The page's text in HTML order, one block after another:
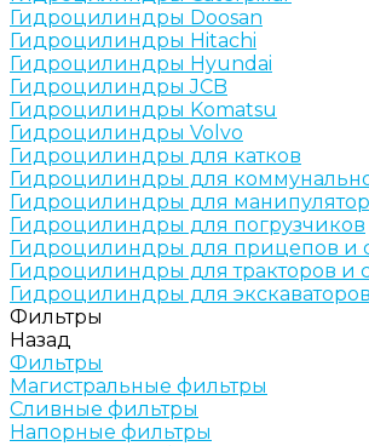
Гидроцилиндры Doosan
Гидроцилиндры Hitachi
Гидроцилиндры Hyundai
Гидроцилиндры JCB
Гидроцилиндры Komatsu
Гидроцилиндры Volvo
Гидроцилиндры для катков
Гидроцилиндры для
Гидроцилиндры для
Гидроцилиндры для погрузчиков
Гидроцилиндры для прицепов и
Гидроцилиндры для тракторов и
Гидроцилиндры для экскаваторов
Фильтры
Назад
Фильтры
Магистральные фильтры
Сливные фильтры
Напорные фильтры